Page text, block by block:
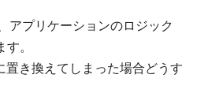
アプリケーションのロジック
。
き換えてしまった場合どうす